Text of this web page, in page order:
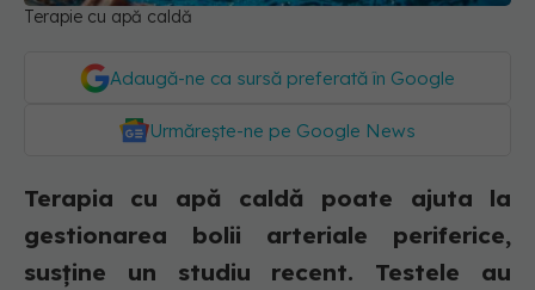
Terapie cu apă caldă
Adaugă-ne ca sursă preferată în Google
Urmărește-ne pe Google News
Terapia cu apă caldă poate ajuta la
gestionarea bolii arteriale periferice,
susține un studiu recent. Testele au